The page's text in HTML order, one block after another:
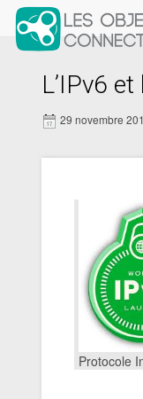
L’IPv6
29 novembre
Protocole